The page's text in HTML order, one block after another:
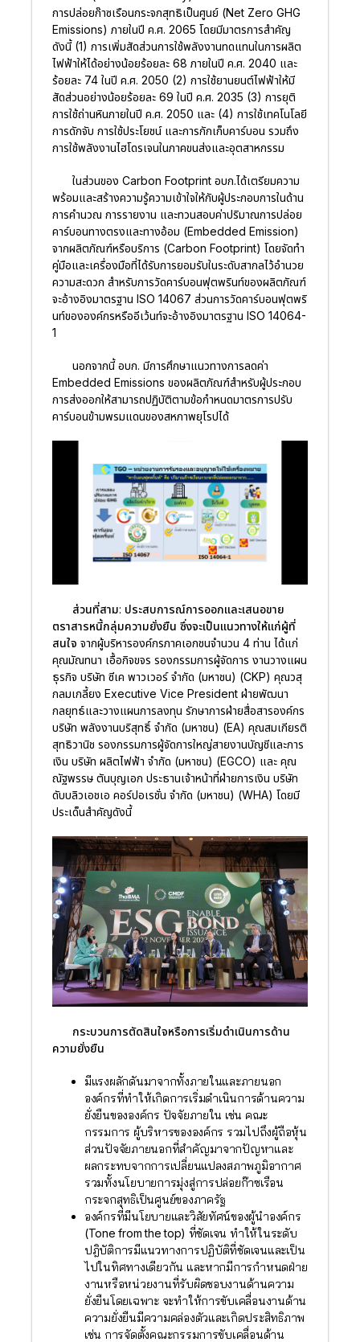
การปล่อยก๊าซเรือนกระจกสุทธิเป็นศูนย์ (Net Zero GHG
Emissions) ภายในปี ค.ศ. 2065 โดยมีมาตรการสําคัญ
ดังนี้ (1) การเพิ่มสัดส่วนการใช้พลังงานทดแทนในการผลิต
ไฟฟ้าให้ได้อย่างน้อยร้อยละ 68 ภายในปี ค.ศ. 2040 และ
ร้อยละ 74 ในปี ค.ศ. 2050 (2) การใช้ยานยนต์ไฟฟ้าให้มี
สัดส่วนอย่างน้อยร้อยละ 69 ในปี ค.ศ. 2035 (3) การยุติ
การใช้ถ่านหินภายในปี ค.ศ. 2050 และ (4) การใช้เทคโนโลยี
การดักจับ การใช้ประโยชน์ และการกักเก็บคาร์บอน รวมถึง
การใช้พลังงานไฮโดรเจนในภาคขนส่งและอุตสาหกรรม
ในส่วนของ Carbon Footprint อบก.ได้เตรียมความ
พร้อมและสร้างความรู้ความเข้าใจให้กับผู้ประกอบการในด้าน
การคำนวณ การรายงาน และทวนสอบค่าปริมาณการปล่อย
คาร์บอนทางตรงและทางอ้อม (Embedded Emission)
จากผลิตภัณฑ์หรือบริการ (Carbon Footprint) โดยจัดทำ
คู่มือและเครื่องมือที่ได้รับการยอมรับในระดับสากลไว้อำนวย
ความสะดวก สำหรับการวัดคาร์บอนฟุตพรินท์ของผลิตภัณฑ์
จะอ้างอิงมาตรฐาน ISO 14067 ส่วนการวัดคาร์บอนฟุตพริ
นท์ขององค์กรหรืออีเว้นท์จะอ้างอิงมาตรฐาน ISO 14064-
1
นอกจากนี้ อบก. มีการศึกษาแนวทางการลดค่า
Embedded Emissions ของผลิตภัณฑ์สำหรับผู้ประกอบ
การส่งออกให้สามารถปฏิบัติตามข้อกำหนดมาตรการปรับ
คาร์บอนข้ามพรมแดนของสหภาพยุโรปได้
ส่วนที่สาม: ประสบการณ์การออกและเสนอขาย
ตราสารหนี้กลุ่มความยั่งยืน ซึ่งจะเป็นแนวทางให้แก่ผู้ที่
สนใจ จากผู้บริหารองค์กรภาคเอกชนจำนวน 4 ท่าน ได้แก่
คุณมัณทนา เอื้อกิจขจร รองกรรมการผู้จัดการ งานวางแผน
ธุรกิจ บริษัท ซีเค พาวเวอร์ จำกัด (มหาชน) (CKP) คุณวสุ
กลมเกลี้ยง Executive Vice President ฝ่ายพัฒนา
กลยุทธ์และวางแผนการลงทุน รักษาการฝ่ายสื่อสารองค์กร
บริษัท พลังงานบริสุทธิ์ จำกัด (มหาชน) (EA) คุณสมเกียรติ
สุทธิวานิช รองกรรมการผู้จัดการใหญ่สายงานบัญชีและการ
เงิน บริษัท ผลิตไฟฟ้า จำกัด (มหาชน) (EGCO) และ คุณ
ณัฐพรรษ ตันบุญเอก ประธานเจ้าหน้าที่ฝ่ายการเงิน บริษัท
ดับบลิวเอชเอ คอร์ปอเรชั่น จำกัด (มหาชน) (WHA) โดยมี
ประเด็นสำคัญดังนี้
กระบวนการตัดสินใจหรือการเริ่มดำเนินการด้าน
ความยั่งยืน
มีแรงผลักดันมาจากทั้งภายในและภายนอก
องค์กรที่ทำให้เกิดการเริ่มดำเนินการด้านความ
ยั่งยืนขององค์กร ปัจจัยภายใน เช่น คณะ
กรรมการ ผู้บริหารขององค์กร รวมไปถึงผู้ถือหุ้น
ส่วนปัจจัยภายนอกที่สำคัญมาจากปัญหาและ
ผลกระทบจากการเปลี่ยนแปลงสภาพภูมิอากาศ
รวมทั้งนโยบายการมุ่งสู่การปล่อยก๊าซเรือน
กระจกสุทธิเป็นศูนย์ของภาครัฐ
องค์กรที่มีนโยบายและวิสัยทัศน์ของผู้นำองค์กร
(Tone from the top) ที่ชัดเจน ทำให้ในระดับ
ปฎิบัติการมีแนวทางการปฏิบัติที่ชัดเจนและเป็น
ไปในทิศทางเดียวกัน และหากมีการกำหนดฝ่าย
งานหรือหน่วยงานที่รับผิดชอบงานด้านความ
ยั่งยืนโดยเฉพาะ จะทำให้การขับเคลื่อนงานด้าน
ความยั่งยืนมีความคล่องตัวและเกิดประสิทธิภาพ
เช่น การจัดตั้งคณะกรรมการขับเคลื่อนด้าน